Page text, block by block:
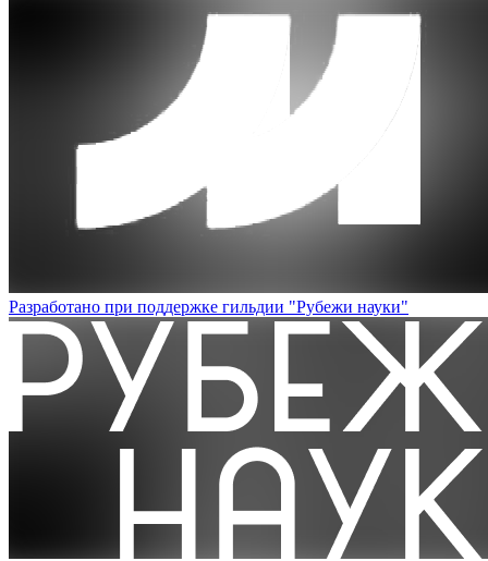
Разработано при поддержке гильдии "Рубежи науки"